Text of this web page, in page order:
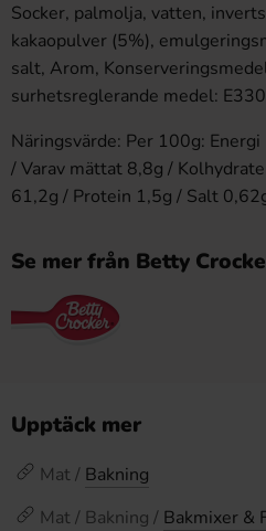
Socker, palmolja, vatten,
kakaopulver (5%),
salt, Arom,
surhetsreglerande medel:
Näringsvärde: Per 100g:
/ Varav mättat 8,8g /
61,2g / Protein 1,5g / Salt
Se mer från Betty
Upptäck mer
Mat / Bakning
Mat / Bakning / Bakmixer &